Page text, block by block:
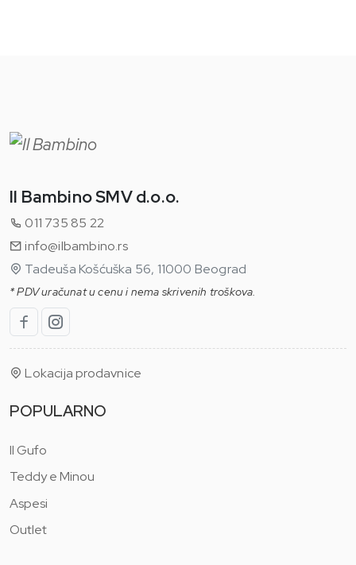
Il Bambino SMV d.o.o.
011 735 85 22
info@ilbambino.rs
Tadeuša Košćuška 56, 11000 Beograd
* PDV uračunat u cenu i nema skrivenih troškova.
Lokacija prodavnice
POPULARNO
Il Gufo
Teddy e Minou
Aspesi
Outlet